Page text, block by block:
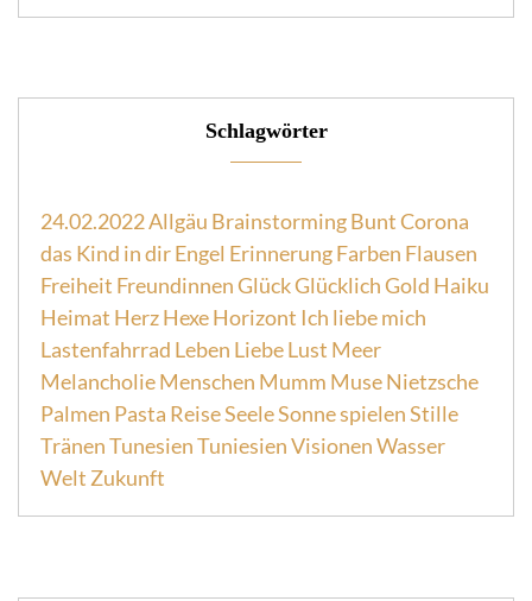
Schlagwörter
24.02.2022Allgäu BrainstormingBuntCorona
das Kind in dirEngel ErinnerungFarben Flausen
Freiheit FreundinnenGlückGlücklichGold Haiku
Heimat HerzHexeHorizont Ich liebe mich
Lastenfahrrad Leben LiebeLust Meer
MelancholieMenschen Mumm MuseNietzsche
Palmen Pasta ReiseSeeleSonnespielenStille
TränenTunesienTuniesienVisionenWasser
Welt Zukunft